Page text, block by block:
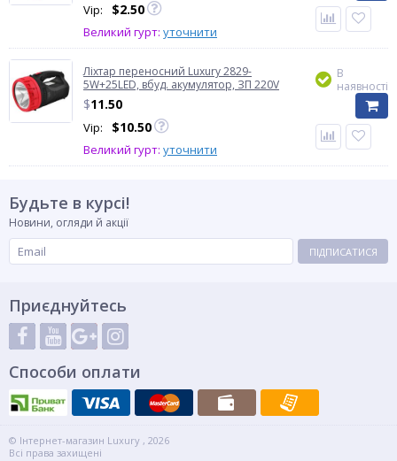
Vip: $2.50
Великий гурт: уточнити
Ліхтар переносний Luxury 2829-
5W+25LED, вбуд. акумулятор, ЗП 220V
$11.50
Vip: $10.50
Великий гурт: уточнити
В
наявності
Будьте в курсі!
Новини, огляди й акції
ПІДПИСАТИСЯ
Приєднуйтесь
Способи оплати
© Інтернет-магазин Luxury , 2026
Всі права захищені